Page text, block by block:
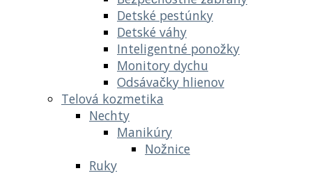
Detské pestúnky
Detské váhy
Inteligentné ponožky
Monitory dychu
Odsávačky hlienov
Telová kozmetika
Nechty
Manikúry
Nožnice
Ruky